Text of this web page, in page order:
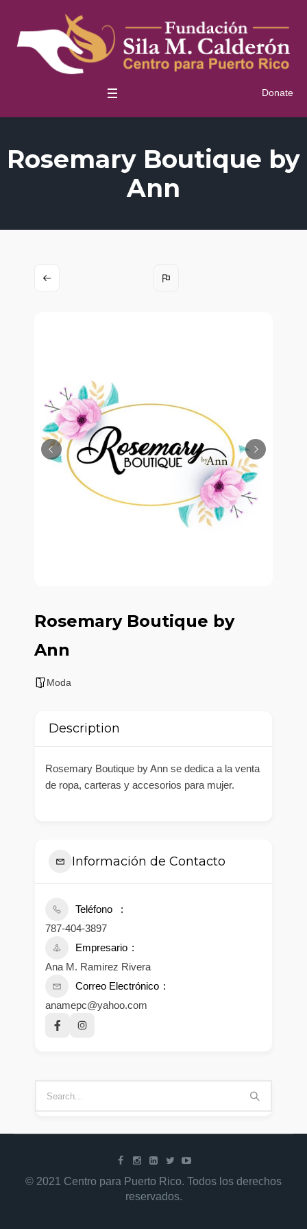
Donate
Rosemary Boutique by
Ann
Rosemary Boutique by
Ann
Moda
Description
Rosemary Boutique by Ann se dedica a la venta
de ropa, carteras y accesorios para mujer.
Información de Contacto
Teléfono
787-404-3897
Empresario
Ana M. Ramirez Rivera
Correo Electrónico
anamepc@yahoo.com
© 2021 Centro para Puerto Rico. Todos los derechos
reservados.